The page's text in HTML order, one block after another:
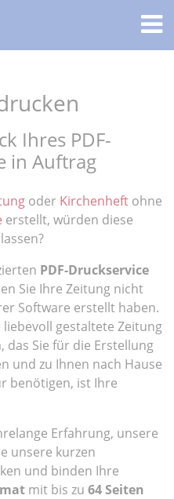
Ihres PDF-
in Auftrag
oder Kirchenheft ohne
erstellt, würden diese
PDF-Druckservice
Sie Ihre Zeitung nicht
Software erstellt haben.
gestaltete Zeitung
Sie für die Erstellung
und zu Ihnen nach Hause
benötigen, ist Ihre
Erfahrung, unsere
unsere kurzen
und binden Ihre
mit bis zu 64 Seiten